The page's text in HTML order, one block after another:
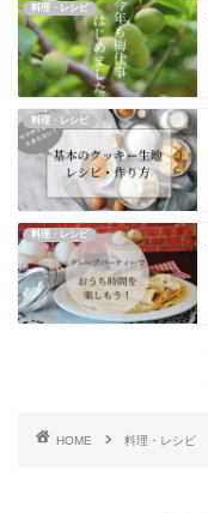
料理・レシピ
料理・レシピ
料理・レシピ
HOME 料理・レシピ